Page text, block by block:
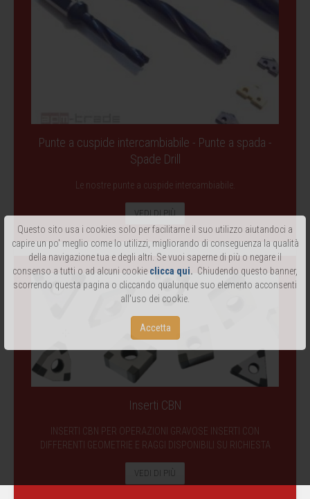
Questo sito usa i cookies solo per facilitarne il suo utilizzo aiutandoci a
capire un po' meglio come lo utilizzi, migliorando di conseguenza la qualità
della navigazione tua e degli altri. Se vuoi saperne di più o negare il
consenso a tutti o ad alcuni cookie clicca qui. Chiudendo questo banner,
scorrendo questa pagina o cliccando qualunque suo elemento acconsenti
all'uso dei cookie.
Accetta
Punte a cuspide intercambiabile - Punte a spada -
Spade Drill
Le nostre punte a cuspide intercambiabile.
VEDI DI PIÙ
Inserti CBN
INSERTI CBN PER OPERAZIONI GRAVOSE INSERTI CON
DIFFERENTI GEOMETRIE E RAGGI DISPONIBILI SU RICHIESTA
VEDI DI PIÙ